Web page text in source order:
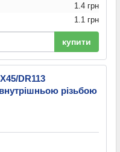
1.4 грн
1.1 грн
купити
DR113
різьбою